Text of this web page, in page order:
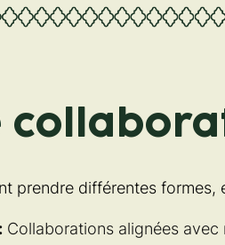
prendre différentes
Collaborations alignées